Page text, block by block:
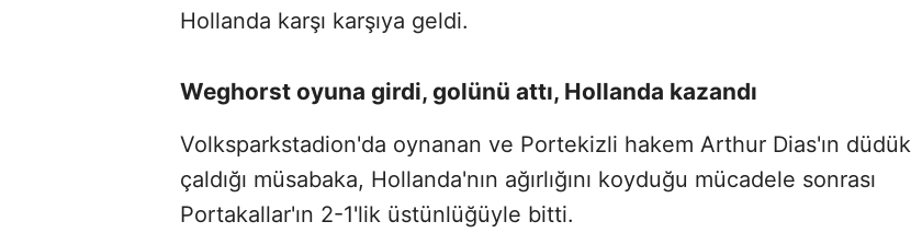
Hollanda karşı karşıya geldi.
Weghorst oyuna girdi, golünü attı, Hollanda kazandı
Volksparkstadion'da oynanan ve Portekizli hakem Arthur Dias'ın düdük
çaldığı müsabaka, Hollanda'nın ağırlığını koyduğu mücadele sonrası
Portakallar'ın 2-1'lik üstünlüğüyle bitti.